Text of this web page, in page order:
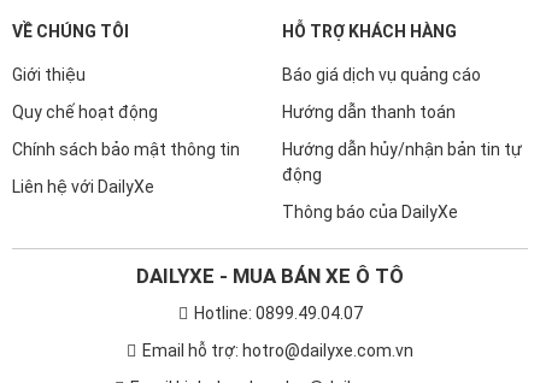
VỀ CHÚNG TÔI
Giới thiệu
Quy chế hoạt động
Chính sách bảo mật thông tin
Liên hệ với DailyXe
HỖ TRỢ KHÁCH HÀNG
Báo giá dịch vụ quảng cáo
Hướng dẫn thanh toán
Hướng dẫn hủy/nhận bản tin tự
động
Thông báo của DailyXe
DAILYXE - MUA BÁN XE Ô TÔ
Hotline: 0899.49.04.07
Email hỗ trợ: hotro@dailyxe.com.vn